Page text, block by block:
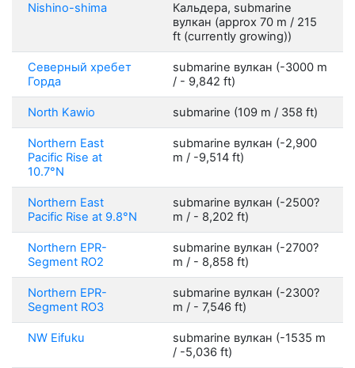
Nishino-shima
Кальдера, submarine
вулкан (approx 70 m / 215
ft (currently growing))
Северный хребет
Горда
submarine вулкан (-3000 m
/ - 9,842 ft)
North Kawio submarine (109 m / 358 ft)
Northern East
Pacific Rise at
10.7°N
submarine вулкан (-2,900
m / -9,514 ft)
Northern East
Pacific Rise at 9.8°N
submarine вулкан (-2500?
m / - 8,202 ft)
Northern EPR-
Segment RO2
submarine вулкан (-2700?
m / - 8,858 ft)
Northern EPR-
Segment RO3
submarine вулкан (-2300?
m / - 7,546 ft)
NW Eifuku
submarine вулкан (-1535 m
/ -5,036 ft)